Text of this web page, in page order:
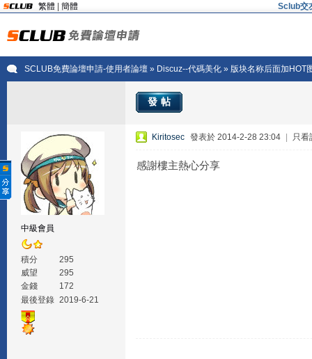
繁體 簡體 Sclub交
SCLUB免費論壇申請-使用者論壇» Discuz--代碼美化» 版块名称后面加HOT
發帖
中級會員
積分
295
威望
295
金錢
172
最後登錄 2019-6-21
Kiritosec 發表於 2014-2-28 23:04 只看
感謝樓主熱心分享